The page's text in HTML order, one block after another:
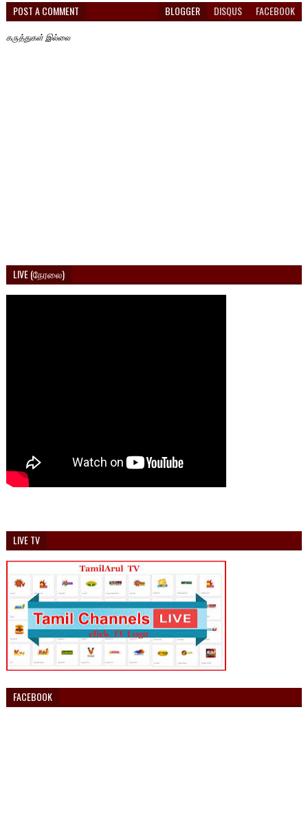
POST A COMMENT BLOGGER DISQUS FACEBOOK
கருத்துகள் இல்லை
LIVE (நேரலை)
LIVE TV
FACEBOOK